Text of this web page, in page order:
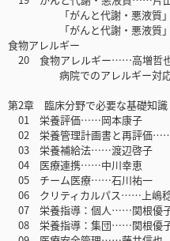
「がんと代謝・悪液質」の
「がんと代謝・悪液質」
食物アレルギー
20 食物アレルギー……高増哲
病院でのアレルギー対応
第2章 臨床分野で必要な基礎知識
01 栄養評価……岡本康子
02 栄養管理計画書と再評価
03 栄養補給法……渡辺啓子
04 医療連携……中川幸恵
05 チーム医療……石川祐一
06 クリティカルパス……上嶋
07 栄養指導：個人……関根優
08 栄養指導：集団……関根優